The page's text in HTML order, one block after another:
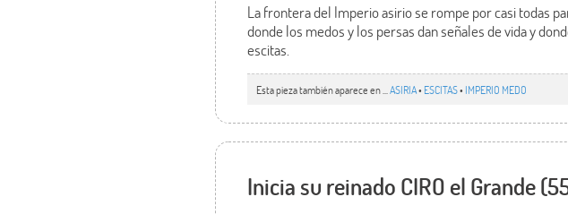
La frontera del Imperio asirio se rompe por casi todas
donde los medos y los persas dan señales de vida y
escitas.
Esta pieza también aparece en ...ASIRIA• ESCITAS• IMPERIO MEDO
Inicia su reinado CIRO el Grande